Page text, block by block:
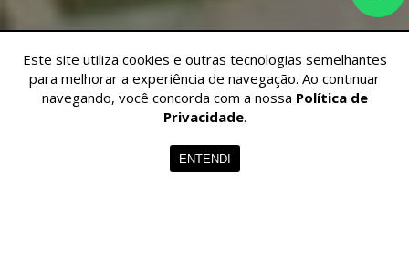
Este site utiliza cookies e outras tecnologias semelhantes
para melhorar a experiência de navegação. Ao continuar
navegando, você concorda com a nossa Política de
Privacidade.
ENTENDI